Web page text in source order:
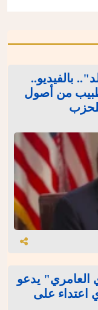
بالفيديو..
من أصول
العامري" يدعو
اعتداء على